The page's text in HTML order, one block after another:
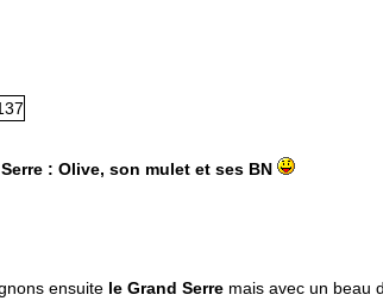
: Olive, son mulet et ses BN
ensuite le Grand Serre mais avec un beau